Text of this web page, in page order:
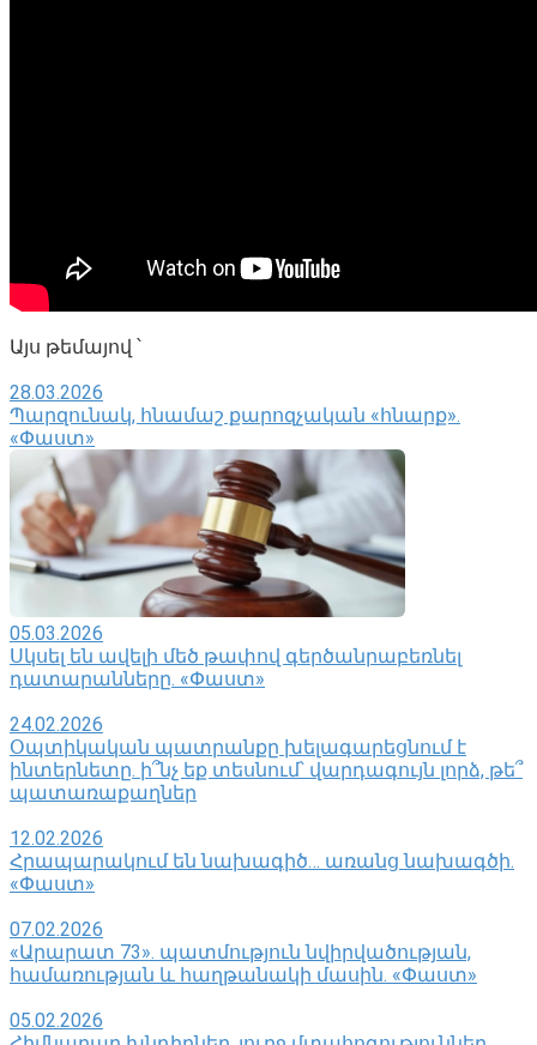
Այս թեմայով ՝
28.03.2026
Պարզունակ, հնամաշ քարոզչական «հնարք».
«Փաստ»
05.03.2026
Սկսել են ավելի մեծ թափով գերծանրաբեռնել
դատարանները. «Փաստ»
24.02.2026
Օպտիկական պատրանքը խելագարեցնում է
ինտերնետը. ի՞նչ եք տեսնում՝ վարդագույն լորձ, թե՞
պատառաքաղներ
12.02.2026
Հրապարակում են նախագիծ… առանց նախագծի.
«Փաստ»
07.02.2026
«Արարատ 73». պատմություն նվիրվածության,
համառության և հաղթանակի մասին. «Փաստ»
05.02.2026